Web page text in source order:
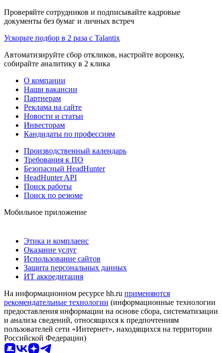
Проверяйте сотрудников и подписывайте кадровые
документы без бумаг и личных встреч
Ускорьте подбор в 2 раза с Talantix
Автоматизируйте сбор откликов, настройте воронку,
собирайте аналитику в 2 клика
О компании
Наши вакансии
Партнерам
Реклама на сайте
Новости и статьи
Инвесторам
Кандидаты по профессиям
Производственный календарь
Требования к ПО
Безопасный HeadHunter
HeadHunter API
Поиск работы
Поиск по резюме
Мобильное приложение
Этика и комплаенс
Оказание услуг
Использование сайтов
Защита персональных данных
ИТ аккредитация
На информационном ресурсе hh.ru применяются
рекомендательные технологии (информационные технологии
предоставления информации на основе сбора, систематизации
и анализа сведений, относящихся к предпочтениям
пользователей сети «Интернет», находящихся на территории
Российской Федерации)